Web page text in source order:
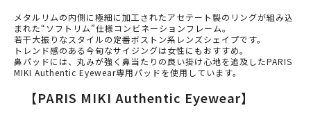
メタルリムの内側に極細に加工されたアセテート製のリングが組み込
まれた“ソフトリム”仕様コンビネーションフレーム。
若干大振りなスタイルの定番ボストン系レンズシェイプです。
トレンド感のある今旬なサイジングは女性にもおすすめ。
鼻パッドには、丸みが強く鼻当たりの良い掛け心地を追及したPARIS
MIKI Authentic Eyewear専用パッドを使用しています。
【PARIS MIKI Authentic Eyewear】